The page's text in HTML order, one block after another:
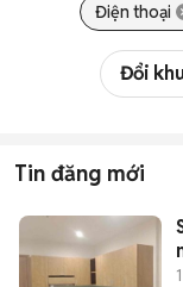
Điện thoại
Đổi
Tin đăng mới